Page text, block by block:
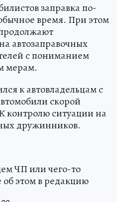
заправка по-
время. При этом
автозаправочных
с пониманием
мерам.
к автовладельцам с
скорой
контролю ситуации на
дружинников.
ЧП или чего-то
этом в редакцию